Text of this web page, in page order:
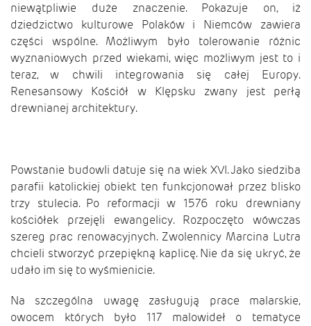
niewątpliwie duże znaczenie. Pokazuje on, iż
dziedzictwo kulturowe Polaków i Niemców zawiera
części wspólne. Możliwym było tolerowanie różnic
wyznaniowych przed wiekami, więc możliwym jest to i
teraz, w chwili integrowania się całej Europy.
Renesansowy Kościół w Klępsku zwany jest perłą
drewnianej architektury.
Powstanie budowli datuje się na wiek XVI. Jako siedziba
parafii katolickiej obiekt ten funkcjonował przez blisko
trzy stulecia. Po reformacji w 1576 roku drewniany
kościółek przejęli ewangelicy. Rozpoczęto wówczas
szereg prac renowacyjnych. Zwolennicy Marcina Lutra
chcieli stworzyć przepiękną kaplicę. Nie da się ukryć, że
udało im się to wyśmienicie.
Na szczególna uwagę zasługują prace malarskie,
owocem których było 117 malowideł o tematyce